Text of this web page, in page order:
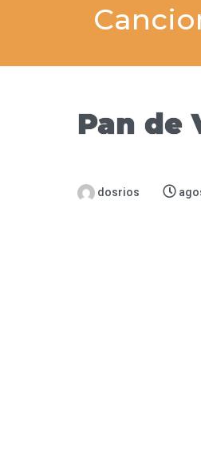
Pan de
dosrios